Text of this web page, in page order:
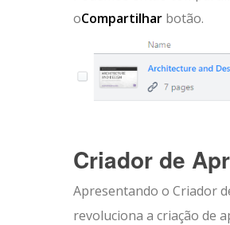
oCompartilhar botão.
Criador de
Apresentando o Criador
revoluciona a criação de